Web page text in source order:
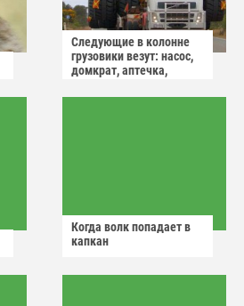
Следующие в колонне
грузовики везут: насос,
домкрат, аптечка,
Когда волк попадает в
капкан